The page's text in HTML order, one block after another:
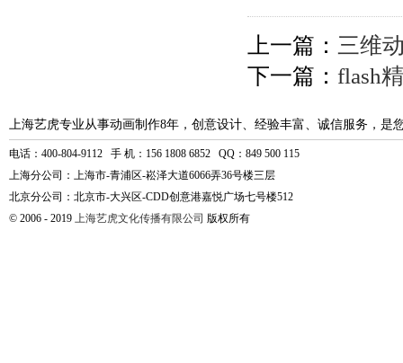
上一篇： 三维
下一篇： flash
上海艺虎专业从事动画制作8年，创意设计、经验丰富、诚信服务，是
电话：400-804-9112 手 机：156 1808 6852 QQ：849 500 115
上海分公司：上海市-青浦区-崧泽大道6066弄36号楼三层
北京分公司：北京市-大兴区-CDD创意港嘉悦广场七号楼512
© 2006 - 2019 上海艺虎文化传播有限公司 版权所有